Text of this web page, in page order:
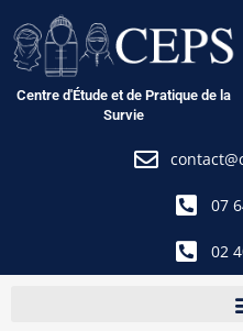
au
contenu
Centre d'Étude et de Pratique de la
Survie
07
02